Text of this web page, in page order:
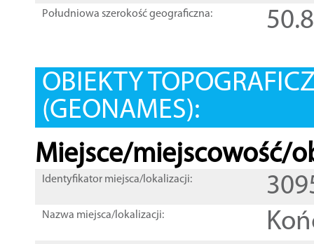
Południowa szerokość geograficzna:
OBIEKTY
(GEONAMES):
Miejsce/miejscowość/
Identyfikator miejsca/lokalizacji:
Nazwa miejsca/lokalizacji: